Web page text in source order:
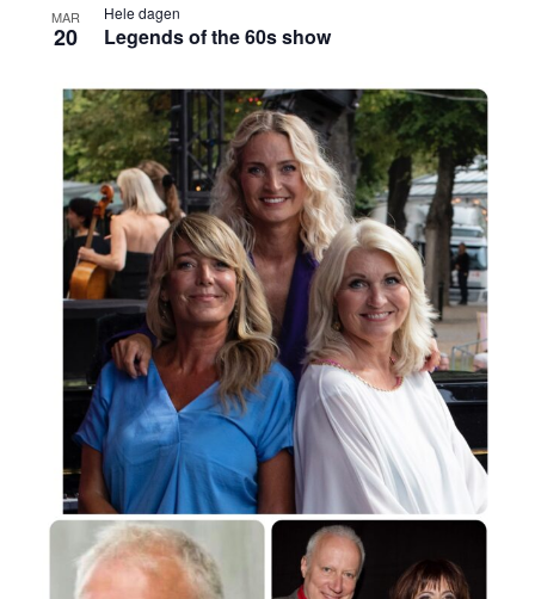
MAR
20
Hele dagen
Legends of the 60s show